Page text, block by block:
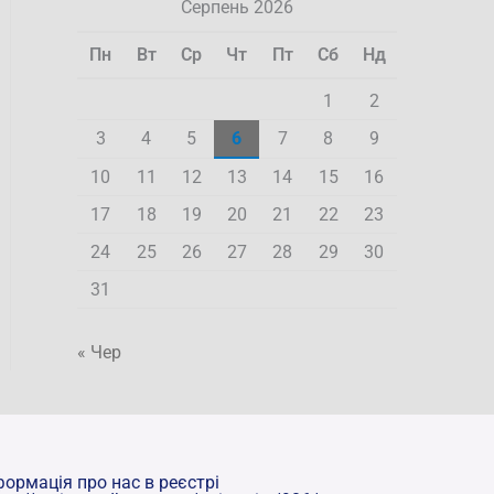
Серпень 2026
Пн Вт Ср Чт Пт Сб Нд
1
2
3
4 5 6 7 8
9
10
11 12 13 14 15
16
17
18 19 20 21 22
23
24
25 26 27 28 29
30
31
« Чер
про нас в реєстрі